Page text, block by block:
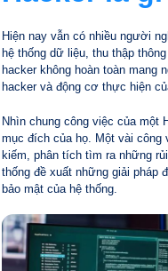
Hiện nay vẫn có nhiều người
hệ thống dữ liệu, thu thập
hacker không hoàn toàn mang
hacker và động cơ thực hiện
Nhìn chung công việc của một
mục đích của họ. Một vài công
kiếm, phân tích tìm ra những
thống đề xuất những giải pháp
bảo mật của hệ thống.